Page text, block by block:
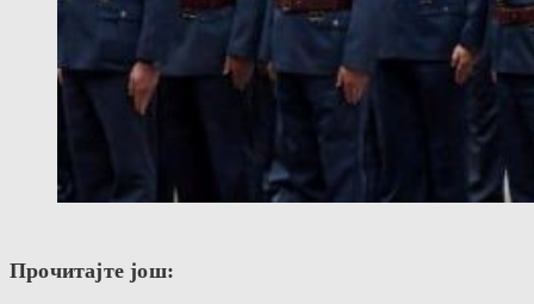
Прочитајте још: